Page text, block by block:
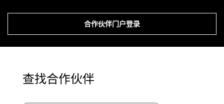
合作伙伴门户登录
查找合作伙伴